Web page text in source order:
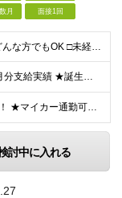
月 面接1回
★未経験OK★学歴不問★どんな方でもOK □未経験・第二新卒・フリーター □ブランクがある方 □転職回数が気になる方 □飲食業界にチャレンジしたい方 「やってみたい」という気持ちがあれば、皆さん大
★業績好調のため賞与2ヶ月分支給実績 ★誕生日手当など手当充実 ★年2回昇給チャンス有＆入社1年で店長昇格可 ★残業代全額支給（1分単位で支給） 【週休3日制の場合】 月給25万8,960円以上（固
★勤務は希望を考慮します！ ★マイカー通勤可（駐車場完備） ★全国の各店舗で募集中！続々出店予定！ ～国内300店舗、47都道府県への展開を目標に出店中！～ ▼積極採用地域▼ ・中部（富山、石川、
討中に入れる